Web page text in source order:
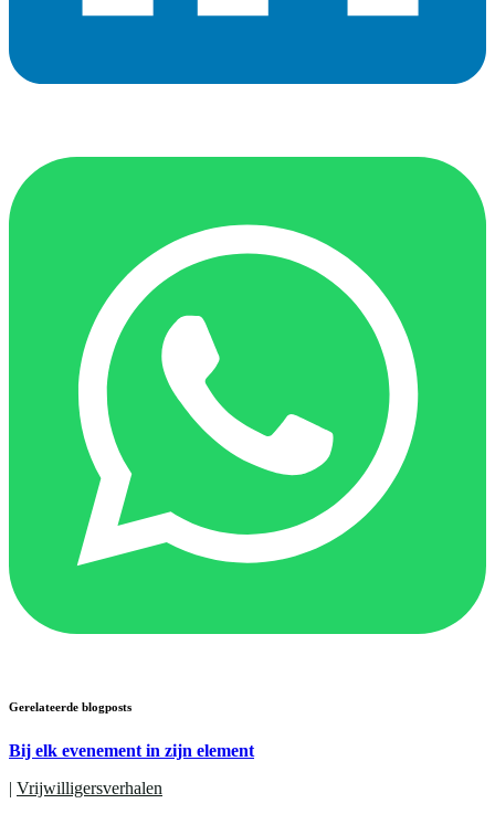
Gerelateerde blogposts
Bij elk evenement in zijn element
| Vrijwilligersverhalen